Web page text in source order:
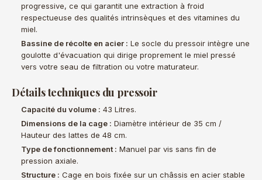
progressive, ce qui garantit une extraction à froid
respectueuse des qualités intrinsèques et des vitamines du
miel.
Bassine de récolte en acier : Le socle du pressoir intègre une
goulotte d'évacuation qui dirige proprement le miel pressé
vers votre seau de filtration ou votre maturateur.
Détails techniques du pressoir
Capacité du volume : 43 Litres.
Dimensions de la cage : Diamètre intérieur de 35 cm /
Hauteur des lattes de 48 cm.
Type de fonctionnement : Manuel par vis sans fin de
pression axiale.
Structure : Cage en bois fixée sur un châssis en acier stable